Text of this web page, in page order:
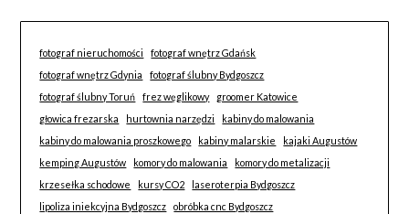
fotograf nieruchomości
fotograf wnętrz Gdańsk
fotograf wnętrz Gdynia
fotograf ślubny Bydgoszcz
fotograf ślubny Toruń
frez węglikowy
groomer Katowice
głowica frezarska
hurtownia narzędzi
kabiny do malowania
kabiny do malowania proszkowego
kabiny malarskie
kajaki Augustów
kemping Augustów
komory do malowania
komory do metalizacji
krzesełka schodowe
kursy CO2
laseroterpia Bydgoszcz
lipoliza iniekcyjna Bydgoszcz
obróbka cnc Bydgoszcz